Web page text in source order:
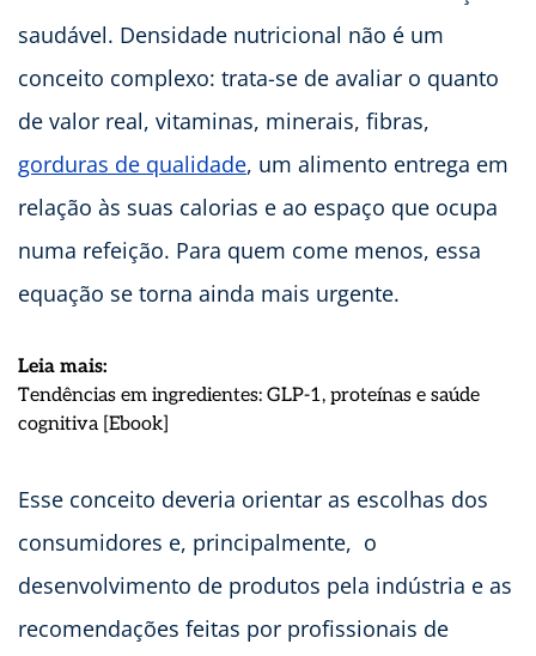
saudável. Densidade nutricional não é um
conceito complexo: trata-se de avaliar o quanto
de valor real, vitaminas, minerais, fibras,
gorduras de qualidade, um alimento entrega em
relação às suas calorias e ao espaço que ocupa
numa refeição. Para quem come menos, essa
equação se torna ainda mais urgente.
Leia mais:
Tendências em ingredientes: GLP-1, proteínas e saúde
cognitiva [Ebook]
qualquer
custo:
o
nutriente
Esse conceito deveria orientar as escolhas dos
consumidores e, principalmente, o
desenvolvimento de produtos pela indústria e as
recomendações feitas por profissionais de